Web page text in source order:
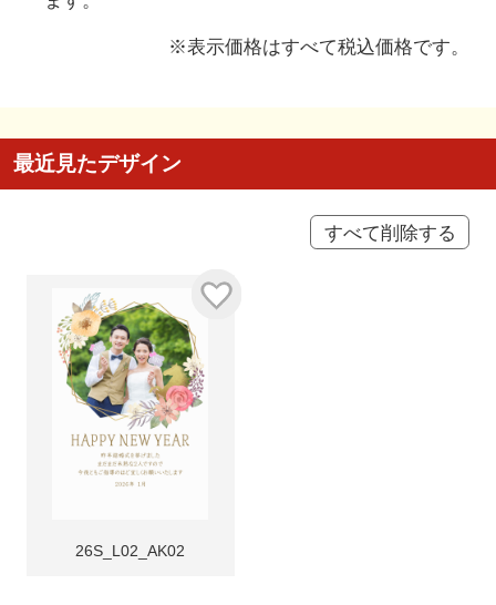
※表示価格はすべて税込価格です。
最近見たデザイン
すべて削除する
26S_L02_AK02